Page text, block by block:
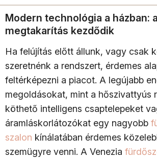
Modern technológia a házban:
megtakarítás kezdődik
Ha felújítás előtt állunk, vagy csak
szeretnénk a rendszert, érdemes
feltérképezni a piacot. A legújabb
megoldásokat, mint a hőszivattyús
köthető intelligens csaptelepeket
áramláskorlátozókat egy nagyobb
szalon kínálatában érdemes
szemügyre venni. A Venezia